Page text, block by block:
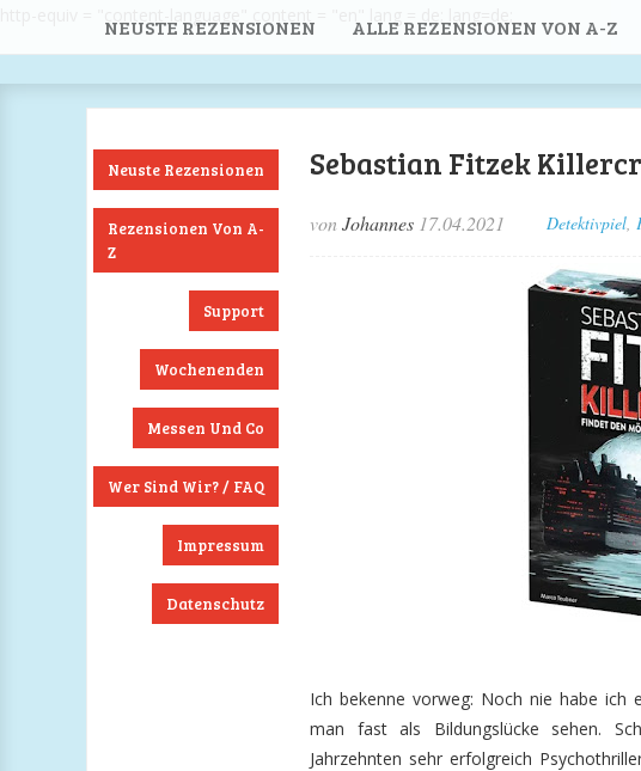
NEUSTE REZENSIONEN ALLE REZENSIONEN VON A-Z
Neuste Rezensionen
Rezensionen Von A-
Z
Support
Wochenenden
Messen Und Co
Wer Sind Wir? / FAQ
Impressum
Datenschutz
Sebastian Fitzek
vonJohannes 17.04.2021 Detektivpiel,
Ich bekenne vorweg: Noch nie habe ich
man fast als Bildungslücke sehen.
Jahrzehnten sehr erfolgreich
Instagram